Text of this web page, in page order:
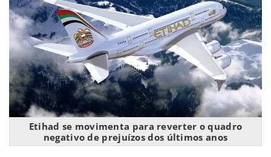
Etihad se movimenta para reverter o quadro
negativo de prejuízos dos últimos anos